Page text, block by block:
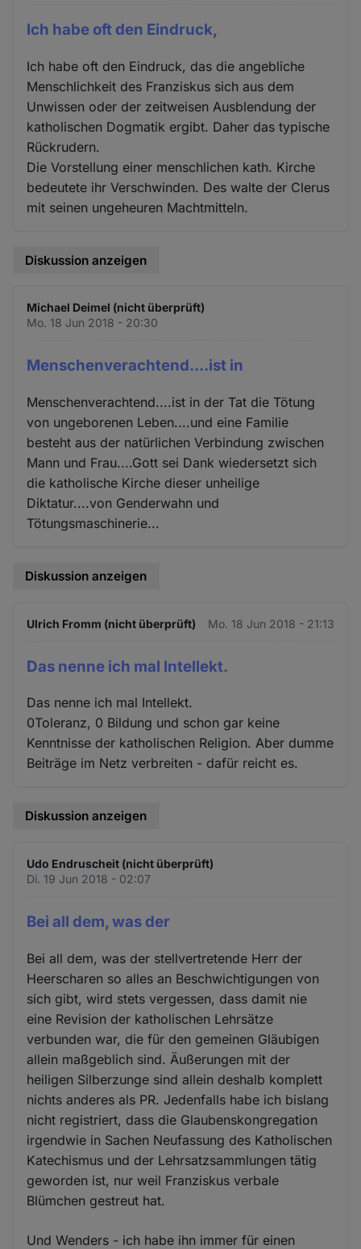
Ich habe oft den Eindruck,
Ich habe oft den Eindruck, das die angebliche
Menschlichkeit des Franziskus sich aus dem
Unwissen oder der zeitweisen Ausblendung der
katholischen Dogmatik ergibt. Daher das typische
Rückrudern.
Die Vorstellung einer menschlichen kath. Kirche
bedeutete ihr Verschwinden. Des walte der Clerus
mit seinen ungeheuren Machtmitteln.
Diskussion anzeigen
Michael Deimel (nicht überprüft)
Mo. 18 Jun 2018 - 20:30
Menschenverachtend....ist in
Menschenverachtend....ist in der Tat die Tötung
von ungeborenen Leben....und eine Familie
besteht aus der natürlichen Verbindung zwischen
Mann und Frau....Gott sei Dank wiedersetzt sich
die katholische Kirche dieser unheilige
Diktatur....von Genderwahn und
Tötungsmaschinerie...
Diskussion anzeigen
Ulrich Fromm (nicht überprüft) Mo. 18 Jun 2018 - 21:13
Das nenne ich mal Intellekt.
Das nenne ich mal Intellekt.
0Toleranz, 0 Bildung und schon gar keine
Kenntnisse der katholischen Religion. Aber dumme
Beiträge im Netz verbreiten - dafür reicht es.
Diskussion anzeigen
Udo Endruscheit (nicht überprüft)
Di. 19 Jun 2018 - 02:07
Bei all dem, was der
Bei all dem, was der stellvertretende Herr der
Heerscharen so alles an Beschwichtigungen von
sich gibt, wird stets vergessen, dass damit nie
eine Revision der katholischen Lehrsätze
verbunden war, die für den gemeinen Gläubigen
allein maßgeblich sind. Äußerungen mit der
heiligen Silberzunge sind allein deshalb komplett
nichts anderes als PR. Jedenfalls habe ich bislang
nicht registriert, dass die Glaubenskongregation
irgendwie in Sachen Neufassung des Katholischen
Katechismus und der Lehrsatzsammlungen tätig
geworden ist, nur weil Franziskus verbale
Blümchen gestreut hat.
Und Wenders - ich habe ihn immer für einen